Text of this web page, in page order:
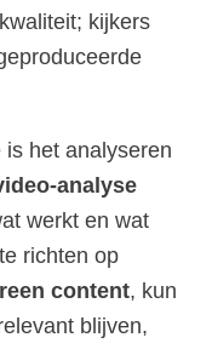
kijkers
het analyseren
analyse
werkt en wat
richten op
content, kun
blijven,